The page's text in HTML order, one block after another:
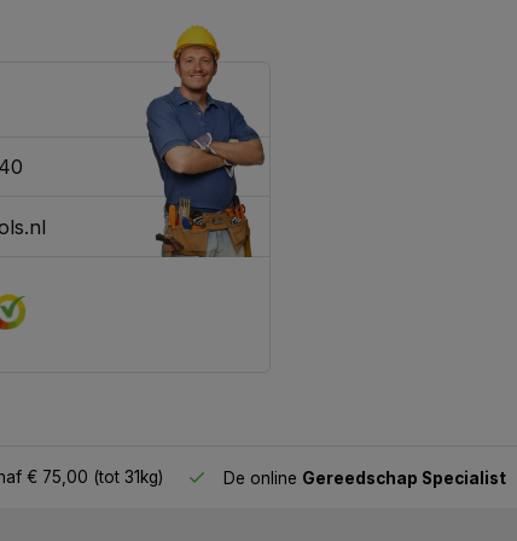
€ 75,00 (tot 31kg) De online Gereedschap Specialist